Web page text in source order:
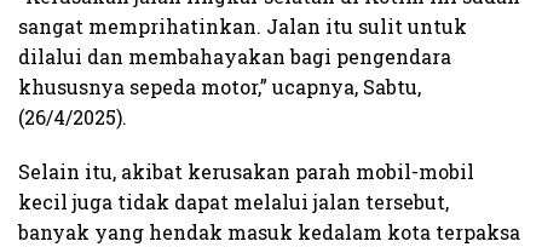
sangat memprihatinkan. Jalan itu sulit untuk
dilalui dan membahayakan bagi pengendara
khususnya sepeda motor,” ucapnya, Sabtu,
(26/4/2025).
Selain itu, akibat kerusakan parah mobil-mobil
kecil juga tidak dapat melalui jalan tersebut,
banyak yang hendak masuk kedalam kota terpaksa